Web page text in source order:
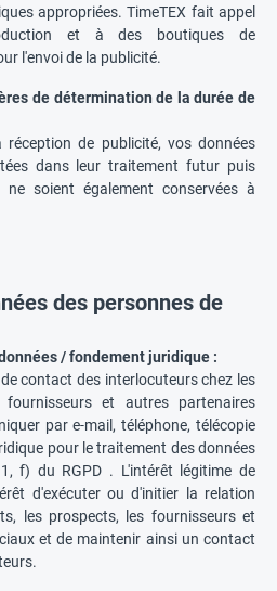
appropriées. TimeTEX fait appel
et à des boutiques de
l'envoi de la publicité.
de détermination de la durée de
de publicité, vos données
dans leur traitement futur puis
soient également conservées à
des personnes de
/ fondement juridique :
contact des interlocuteurs chez les
et autres partenaires
par e-mail, téléphone, télécopie
pour le traitement des données
f) du RGPD . L'intérêt légitime de
d'exécuter ou d'initier la relation
les prospects, les fournisseurs et
et de maintenir ainsi un contact